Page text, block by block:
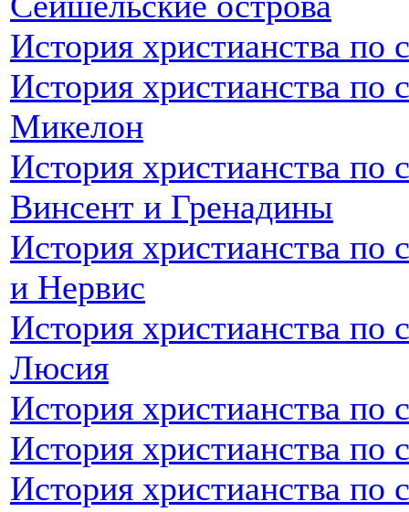
История христианства по
История христианства
Микелон
История христианства по
Винсент и Гренадины
История христианства
и Нервис
История христианства по
Люсия
История христианства по
История христианства по
История христианства по